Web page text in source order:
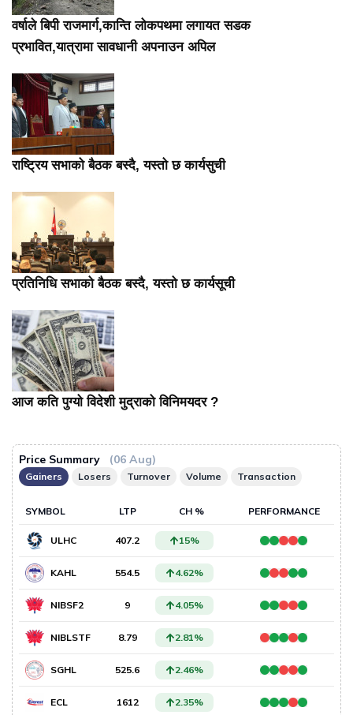
वर्षाले बिपी राजमार्ग,कान्ति लोकपथमा लगायत सडक
प्रभावित,यात्रामा सावधानी अपनाउन अपिल
राष्ट्रिय सभाको बैठक बस्दै, यस्तो छ कार्यसुची
प्रतिनिधि सभाको बैठक बस्दै, यस्तो छ कार्यसूची
आज कति पुग्यो विदेशी मुद्राको विनिमयदर ?